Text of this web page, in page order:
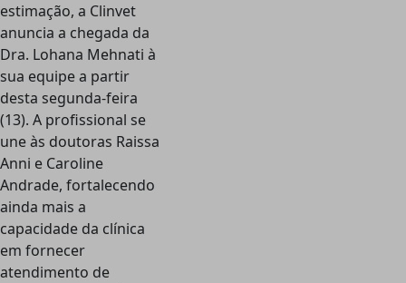
estimação, a Clinvet
anuncia a chegada da
Dra. Lohana Mehnati à
sua equipe a partir
desta segunda-feira
(13). A profissional se
une às doutoras Raissa
Anni e Caroline
Andrade, fortalecendo
ainda mais a
capacidade da clínica
em fornecer
atendimento de